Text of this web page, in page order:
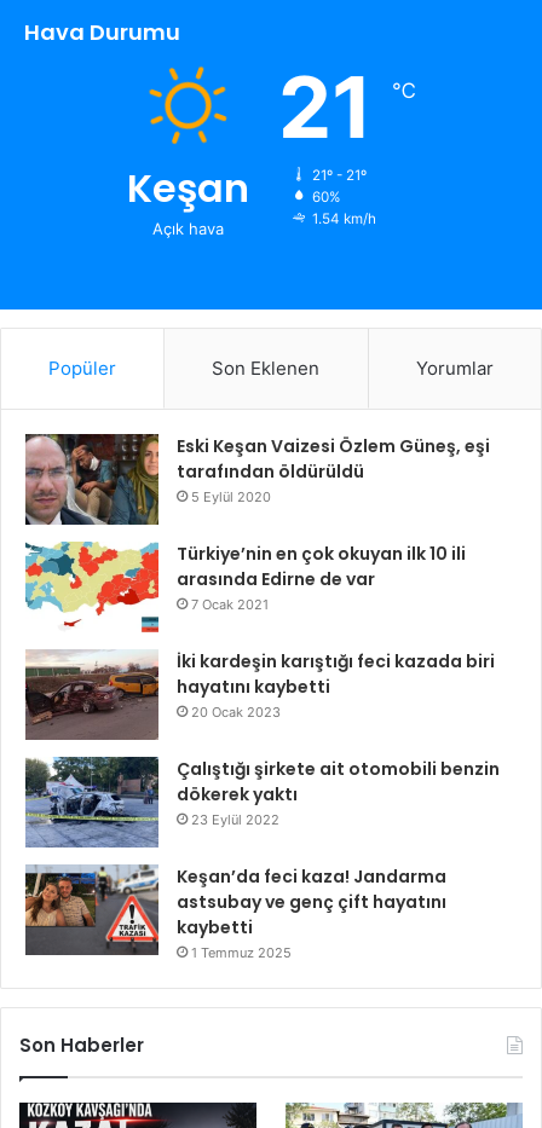
Hava Durumu
Keşan
Açık hava
21 ℃
21º - 21º
60%
1.54 km/h
Popüler Son Eklenen Yorumlar
Eski Keşan Vaizesi Özlem Güneş, eşi
tarafından öldürüldü
5 Eylül 2020
Türkiye’nin en çok okuyan ilk 10 ili
arasında Edirne de var
7 Ocak 2021
İki kardeşin karıştığı feci kazada biri
hayatını kaybetti
20 Ocak 2023
Çalıştığı şirkete ait otomobili benzin
dökerek yaktı
23 Eylül 2022
Keşan’da feci kaza! Jandarma
astsubay ve genç çift hayatını
kaybetti
1 Temmuz 2025
Son Haberler